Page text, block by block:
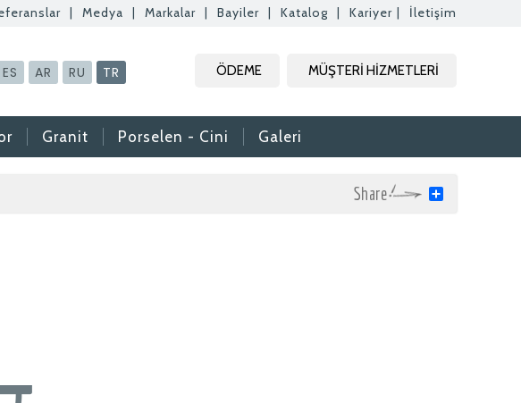
| Medya | Markalar | Bayiler | Katalog | Kariyer | İletişim
ES AR RU TR ÖDEME MÜŞTERİ HİZMETLERİ
Granit Porselen - Cini Galeri
yandaki formdan